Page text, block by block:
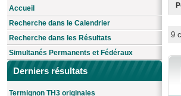
Accueil
Recherche dans le Calendrier
Recherche dans les Résultats
Simultanés Permanents et Fédéraux
Derniers résultats
Termignon TH3 originales
9